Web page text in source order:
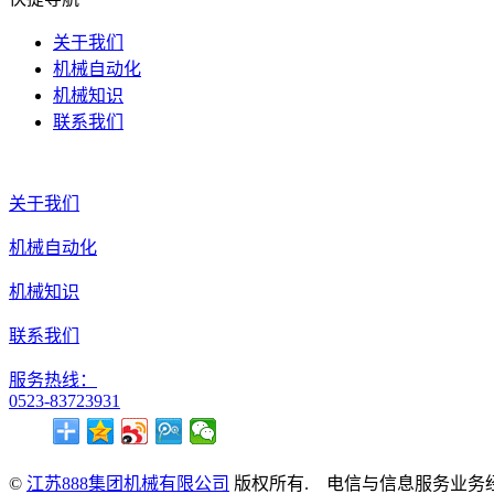
关于我们
机械自动化
机械知识
联系我们
关于我们
机械自动化
机械知识
联系我们
服务热线：
0523-83723931
© 江苏888集团机械有限公司 版权所有. 电信与信息服务业务